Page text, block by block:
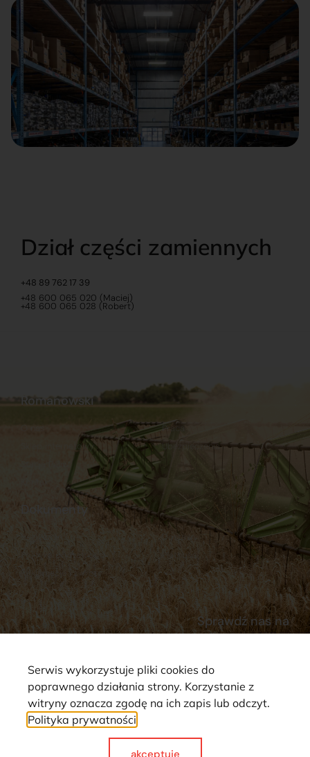
Dział części zamiennych
+48 89 762 17 39
+48 600 065 020 (Maciej)
+48 600 065 028 (Robert)
Dokumenty
Regulamin
Polityka prywatności
Reklamacje i zwroty
Dostawy
Płatności
Romanowski
Sklep internetowy
Praca
Ubezpieczenia
Sprawdź nas na
Strona wykorzystuje pliki cookie. Wszystkie prawa zastrzeżone ©
Serwis wykorzystuje pliki cookies do
poprawnego działania strony. Korzystanie z
witryny oznacza zgodę na ich zapis lub odczyt.
Polityka prywatności
akceptuje